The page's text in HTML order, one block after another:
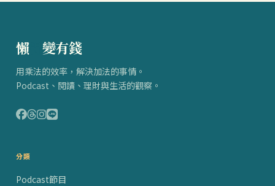
懶得 變有錢
用乘法的效率，解決加法的事情。
Podcast、閱讀、理財與生活的觀察。
分類
Podcast節目